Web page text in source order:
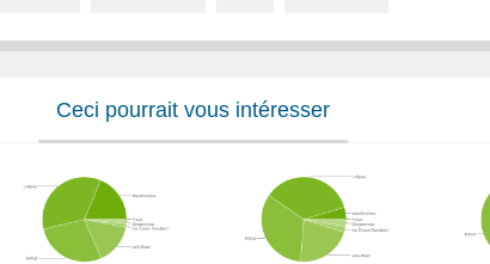
Ceci pourrait vous intéresser